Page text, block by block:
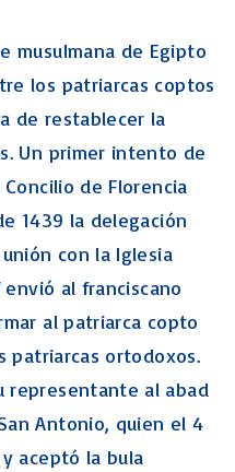
musulmana de Egipto
los patriarcas coptos
de restablecer la
Un primer intento de
de Florencia
1439 la delegación
con la Iglesia
envió al franciscano
al patriarca copto
patriarcas ortodoxos.
representante al abad
Antonio, quien el 4
aceptó la bula